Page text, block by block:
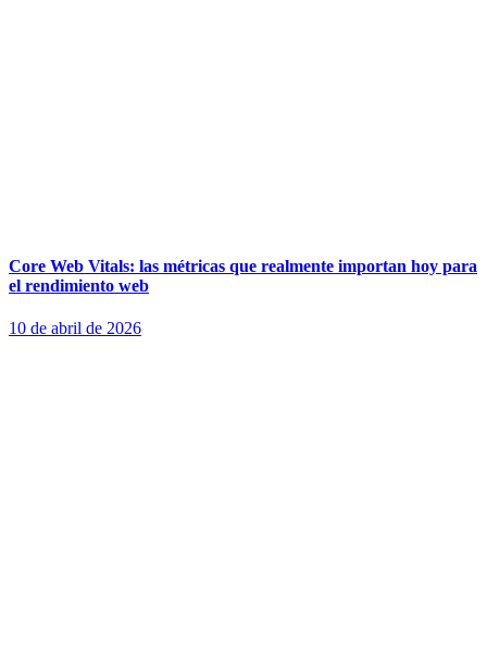
Core Web Vitals: las métricas que realmente importan hoy para
el rendimiento web
10 de abril de 2026